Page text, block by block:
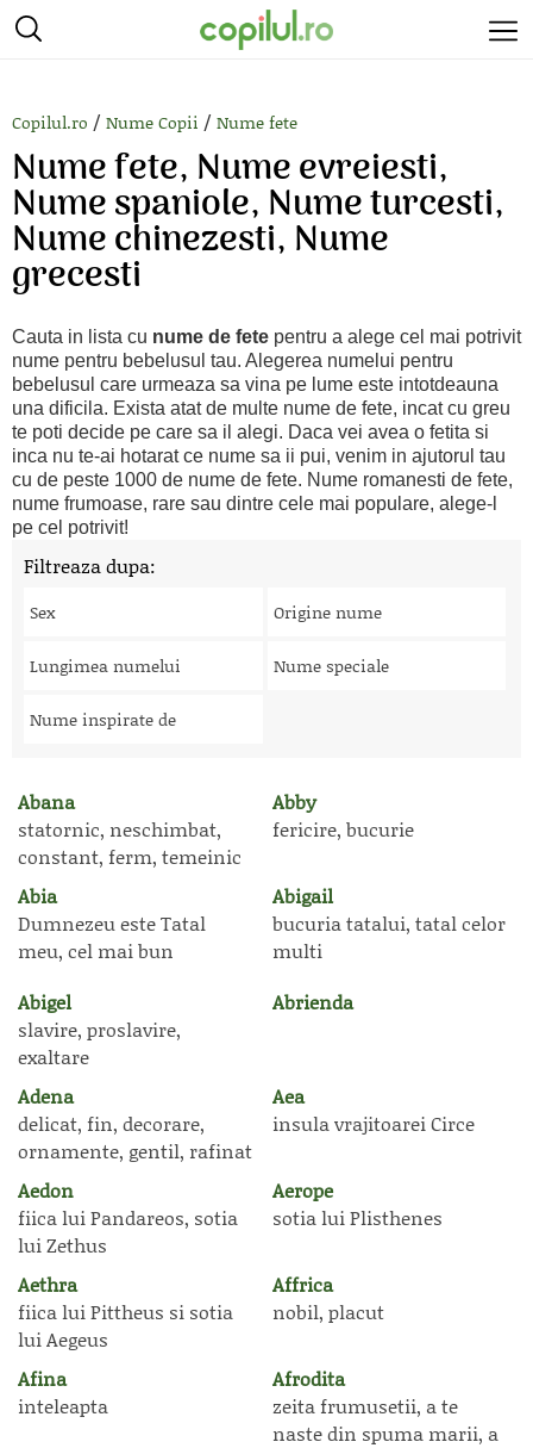
Copilul.ro / Nume Copii / Nume fete
Nume fete, Nume evreiesti,
Nume spaniole, Nume turcesti,
Nume chinezesti, Nume
grecesti
Cauta in lista cu nume de fete pentru a alege cel mai potrivit
nume pentru bebelusul tau. Alegerea numelui pentru
bebelusul care urmeaza sa vina pe lume este intotdeauna
una dificila. Exista atat de multe nume de fete, incat cu greu
te poti decide pe care sa il alegi. Daca vei avea o fetita si
inca nu te-ai hotarat ce nume sa ii pui, venim in ajutorul tau
cu de peste 1000 de nume de fete. Nume romanesti de fete,
nume frumoase, rare sau dintre cele mai populare, alege-l
pe cel potrivit!
Filtreaza dupa:
Sex Origine nume
Lungimea numelui Nume speciale
Nume inspirate de
Abana
statornic, neschimbat,
constant, ferm, temeinic
Abby
fericire, bucurie
Abia
Dumnezeu este Tatal
meu, cel mai bun
Abigail
bucuria tatalui, tatal celor
multi
Abigel
slavire, proslavire,
exaltare
Abrienda
Adena
delicat, fin, decorare,
ornamente, gentil, rafinat
Aea
insula vrajitoarei Circe
Aedon
fiica lui Pandareos, sotia
lui Zethus
Aerope
sotia lui Plisthenes
Aethra
fiica lui Pittheus si sotia
lui Aegeus
Affrica
nobil, placut
Afina
inteleapta
Afrodita
zeita frumusetii, a te
naste din spuma marii, a